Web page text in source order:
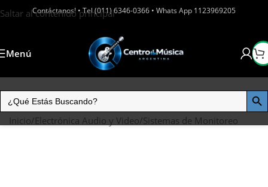
Saltar al contenido principal
Contáctanos! • Tel (011) 6346-0366 • Whats App 1123969205
Menú
Inicio/Electrónica Audio y Video/Sistemas de Monitoreo